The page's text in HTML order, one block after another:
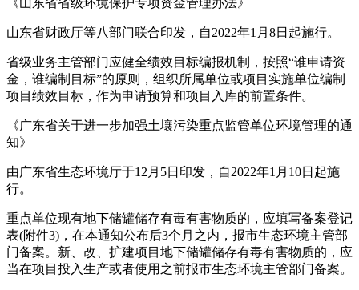
山东省财政厅等八部门联合印发，自2022年1月8日起施行。
省级业务主管部门应健全绩效目标编报机制，按照“谁申请资
金，谁编制目标”的原则，组织所属单位或项目实施单位编制
项目绩效目标，作为申请预算和项目入库的前置条件。
《广东省关于进一步加强土壤污染重点监管单位环境管理的通
知》
由广东省生态环境厅于12月5日印发，自2022年1月10日起施
行。
重点单位现有地下储罐储存有毒有害物质的，应填写备案登记
表(附件3)，在本通知公布后3个月之内，报市生态环境主管部
门备案。新、改、扩建项目地下储罐储存有毒有害物质的，应
当在项目投入生产或者使用之前报市生态环境主管部门备案。